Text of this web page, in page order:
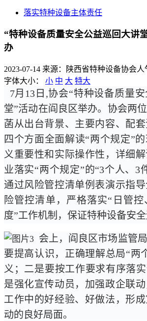
落实特种设备主体责任
“特种设备质量安全公益巡回大讲
办
2023-07-14 来源：陕西省特种设备协会人
字体大小： 小 中 大 特大
7月13日,协会“特种设备质量
堂”活动在阎良区举办。协会两
菡从出台背景、主要内容、配
四个方面全面解读“两个规定”
义重要性和实际操作性，详细
业落实“两个规定”的“3个人、3
通过风险管控清单例表演示指
险管控清单，严格落实“日管控
度”工作机制，保证特种设备安全
会上，阎良区市场监管
要提高认识，正确理解总局“两
义；二是要按工作要求有序落
是强化宣传动员，加强政企联
工作中的好经验、好做法，形
动的良好局面。